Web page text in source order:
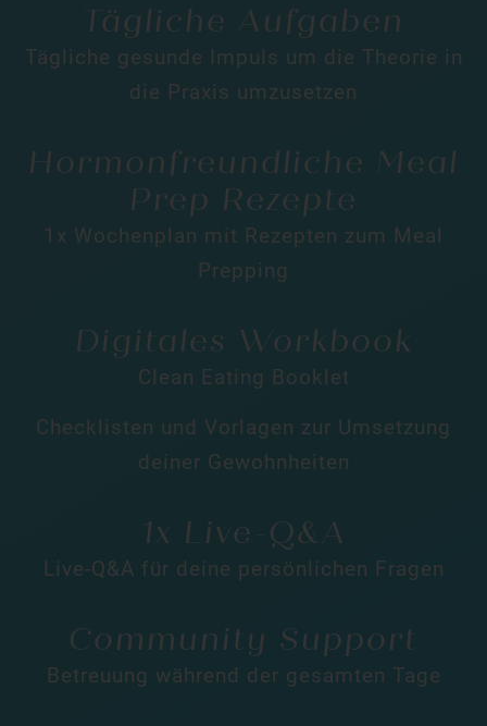
Tägliche Aufgaben
Tägliche gesunde Impuls um die Theorie in
die Praxis umzusetzen
Hormonfreundliche Meal
Prep Rezepte
1x Wochenplan mit Rezepten zum Meal
Prepping
Digitales Workbook
Clean Eating Booklet
Checklisten und Vorlagen zur Umsetzung
deiner Gewohnheiten
1x Live-Q&A
Live-Q&A für deine persönlichen Fragen
Community Support
Betreuung während der gesamten Tage